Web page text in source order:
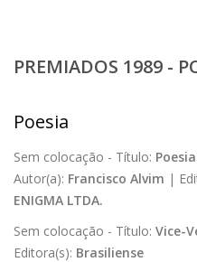
PREMIADOS 1989 -
Poesia
Sem colocação - Título:
Autor(a): Francisco Alvim |
ENIGMA LTDA.
Sem colocação - Título: Vice-
Editora(s): Brasiliense